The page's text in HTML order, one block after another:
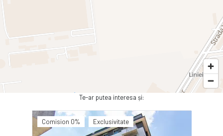
Te-ar putea interesa și:
Comision 0% Exclusivitate